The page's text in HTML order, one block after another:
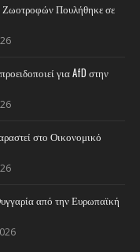
Ζωοτροφών Πουλήθηκε σε
για AfD στην
στο Οικονομικό
από την Ευρωπαϊκή